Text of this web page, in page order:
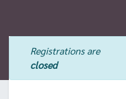
Registrations are
closed